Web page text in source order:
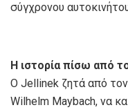
σύγχρονου
Η ιστορία πίσω από
Ο Jellinek ζητά από
Wilhelm Maybach, να